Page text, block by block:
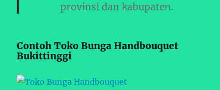
provinsi dan kabupaten.
Contoh Toko Bunga Handbouquet
Bukittinggi